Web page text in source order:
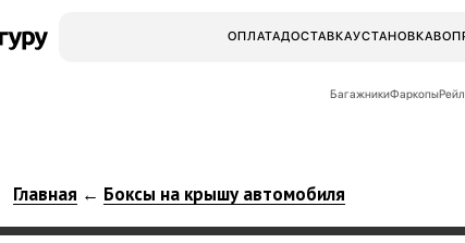
ОПЛАТАДОСТАВКАУСТАНОВКА
БагажникиФаркопы
Главная ← Боксы на крышу автомобиля